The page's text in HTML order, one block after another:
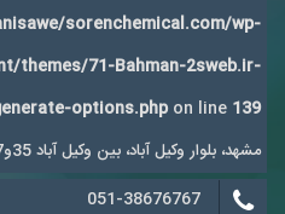
sorenchemical.com/wp-
themes/71-Bahman-2sweb.ir-
options.php on line 139
مشهد، بلوار وکیل آباد، بین وکیل آباد 35و37
051-38676767